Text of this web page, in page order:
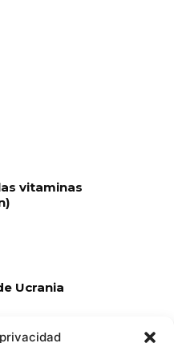
vitaminas
Ucrania